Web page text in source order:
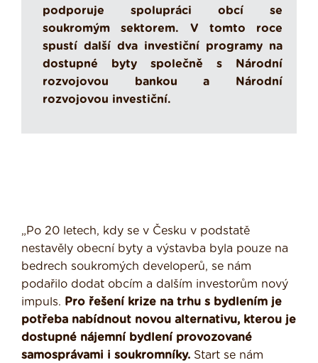
podporuje spolupráci obcí se
soukromým sektorem. V tomto roce
spustí další dva investiční programy na
dostupné byty společně s Národní
rozvojovou bankou a Národní
rozvojovou investiční.
„Po 20 letech, kdy se v Česku v podstatě
nestavěly obecní byty a výstavba byla pouze na
bedrech soukromých developerů, se nám
podařilo dodat obcím a dalším investorům nový
impuls. Pro řešení krize na trhu s bydlením je
potřeba nabídnout novou alternativu, kterou je
dostupné nájemní bydlení provozované
samosprávami i soukromníky. Start se nám